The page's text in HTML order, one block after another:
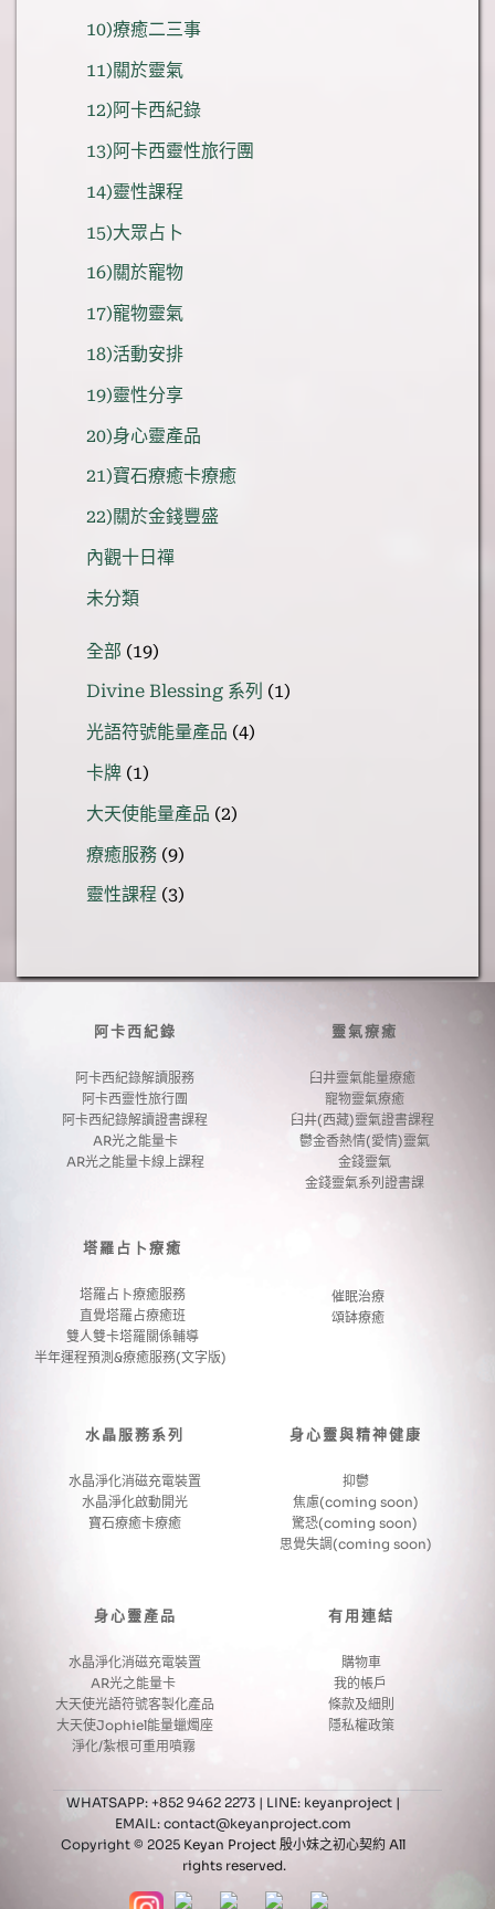
10)療癒二三事
11)關於靈氣
12)阿卡西紀錄
13)阿卡西靈性旅行團
14)靈性課程
15)大眾占卜
16)關於寵物
17)寵物靈氣
18)活動安排
19)靈性分享
20)身心靈產品
21)寶石療癒卡療癒
22)關於金錢豐盛
內觀十日禪
未分類
全部 1919
產
品
Divine Blessing 系列 11
光語符號能量產品 44
卡牌 11
產
品
大天使能量產品 22
療癒服務 99
產
靈性課程 33
阿卡西紀錄
阿卡西紀錄解讀服務
阿卡西靈性旅行團
阿卡西紀錄解讀證書課程
AR光之能量卡
AR光之能量卡線上課程
靈氣療癒
臼井靈氣能量療癒
寵物靈氣療癒
臼井(西藏)靈氣證書課程
鬱金香熱情(愛情)靈氣
金錢靈氣
金錢靈氣系列證書課
塔羅占卜療癒
塔羅占卜療癒服務
直覺塔羅占療癒班
雙人雙卡塔羅關係輔導
半年運程預測&療癒服務(文字版)
催眠治療
頌缽療癒
水晶服務系列
水晶淨化消磁充電裝置
水晶淨化啟動開光
寶石療癒卡療癒
身心靈與精神健康
抑鬱
焦慮(coming soon)
驚恐(coming soon)
思覺失調(coming soon)
身心靈產品
水晶淨化消磁充電裝置
AR光之能量卡
大天使光語符號客製化產品
大天使Jophiel能量蠟燭座
淨化/紮根可重用噴霧
有用連結
購物車
我的帳戶
條款及細則
隱私權政策
WHATSAPP: +852 9462 2273 | LINE: keyanproject
EMAIL: contact@keyanproject.com
Copyright © 2025 Keyan Project 殷小妹之初心契約 All
rights reserved.